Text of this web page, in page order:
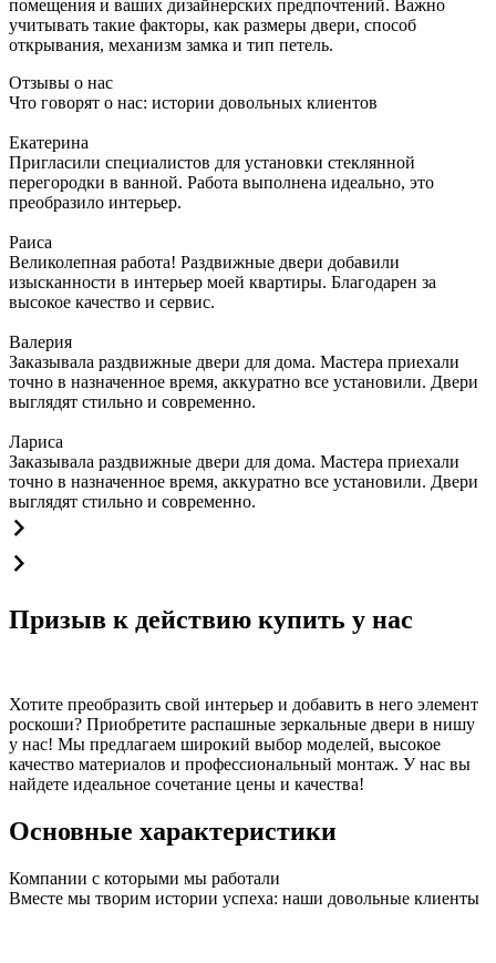
помещения и ваших дизайнерских предпочтений. Важно
учитывать такие факторы, как размеры двери, способ
открывания, механизм замка и тип петель.
Отзывы о нас
Что говорят о нас: истории довольных клиентов
Екатерина
Пригласили специалистов для установки стеклянной
перегородки в ванной. Работа выполнена идеально, это
преобразило интерьер.
Раиса
Великолепная работа! Раздвижные двери добавили
изысканности в интерьер моей квартиры. Благодарен за
высокое качество и сервис.
Валерия
Заказывала раздвижные двери для дома. Мастера приехали
точно в назначенное время, аккуратно все установили. Двери
выглядят стильно и современно.
Лариса
Заказывала раздвижные двери для дома. Мастера приехали
точно в назначенное время, аккуратно все установили. Двери
выглядят стильно и современно.
Призыв к действию купить у нас
Хотите преобразить свой интерьер и добавить в него элемент
роскоши? Приобретите распашные зеркальные двери в нишу
у нас! Мы предлагаем широкий выбор моделей, высокое
качество материалов и профессиональный монтаж. У нас вы
найдете идеальное сочетание цены и качества!
Основные характеристики
Компании с которыми мы работали
Вместе мы творим истории успеха: наши довольные клиенты